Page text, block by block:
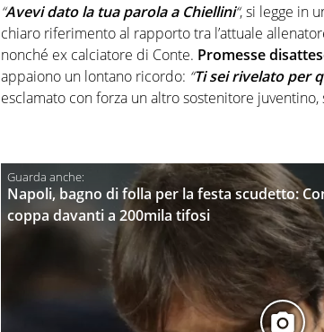
“Avevi dato la tua parola a Chiellini“, si legge in
chiaro riferimento al rapporto tra l’attuale
nonché ex calciatore di Conte. Promesse
appaiono un lontano ricordo: “Ti sei rivelato per
esclamato con forza un altro sostenitore
Napoli, bagno di folla per la festa scudetto:
coppa davanti a 200mila tifosi